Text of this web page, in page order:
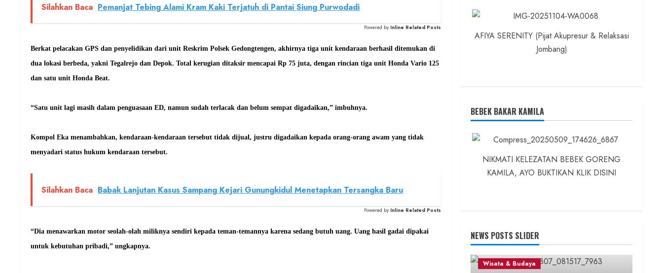
Silahkan Baca Pemanjat Tebing Alami Kram Kaki Terjatuh di Pantai Siung Purwodadi
Powered by Inline Related Posts
Berkat pelacakan GPS dan penyelidikan dari unit Reskrim Polsek Gedongtengen, akhirnya tiga unit kendaraan berhasil ditemukan di
dua lokasi berbeda, yakni Tegalrejo dan Depok. Total kerugian ditaksir mencapai Rp 75 juta, dengan rincian tiga unit Honda Vario 125
dan satu unit Honda Beat.
“Satu unit lagi masih dalam penguasaan ED, namun sudah terlacak dan belum sempat digadaikan,” imbuhnya.
Kompol Eka menambahkan, kendaraan-kendaraan tersebut tidak dijual, justru digadaikan kepada orang-orang awam yang tidak
menyadari status hukum kendaraan tersebut.
Silahkan Baca Babak Lanjutan Kasus Sampang Kejari Gunungkidul Menetapkan Tersangka Baru
Powered by Inline Related Posts
“Dia menawarkan motor seolah-olah miliknya sendiri kepada teman-temannya karena sedang butuh uang. Uang hasil gadai dipakai
untuk kebutuhan pribadi,” ungkapnya.
AFIYA SERENITY (Pijat Akupresur & Relaksasi
Jombang)
BEBEK BAKAR KAMILA
NIKMATI KELEZATAN BEBEK GORENG
KAMILA, AYO BUKTIKAN KLIK DISINI
NEWS POSTS SLIDER
2 min read
Wisata & Budaya